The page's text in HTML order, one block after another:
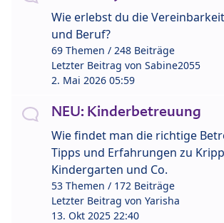
Wie erlebst du die
und Beruf?
69 Themen / 248 Beiträge
Letzter Beitrag von Sabine2055
2. Mai 2026 05:59
NEU: Kinderbetreuung
Wie findet man die richtige
Tipps und Erfahrungen zu
Kindergarten und Co.
53 Themen / 172 Beiträge
Letzter Beitrag von Yarisha
13. Okt 2025 22:40